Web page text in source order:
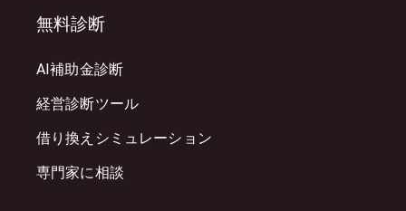
無料診断
AI補助金診断
経営診断ツール
借り換えシミュレーション
専門家に相談